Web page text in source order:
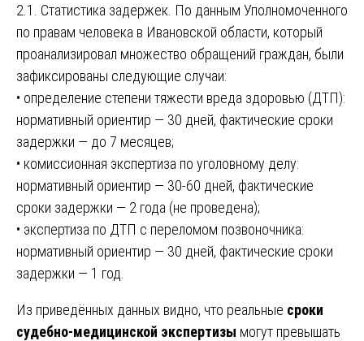
2.1. Статистика задержек. По данным Уполномоченного
по правам человека в Ивановской области, который
проанализировал множество обращений граждан, были
зафиксированы следующие случаи:
• определение степени тяжести вреда здоровью (ДТП):
нормативный ориентир — 30 дней, фактические сроки
задержки — до 7 месяцев;
• комиссионная экспертиза по уголовному делу:
нормативный ориентир — 30-60 дней, фактические
сроки задержки — 2 года (не проведена);
• экспертиза по ДТП с переломом позвоночника:
нормативный ориентир — 30 дней, фактические сроки
задержки — 1 год.
Из приведённых данных видно, что реальные сроки
судебно-медицинской экспертизы могут превышать